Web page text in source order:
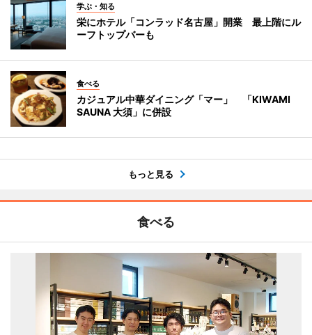
学ぶ・知る
栄にホテル「コンラッド名古屋」開業 最上階にル
ーフトップバーも
食べる
カジュアル中華ダイニング「マー」 「KIWAMI
SAUNA 大須」に併設
もっと見る
食べる